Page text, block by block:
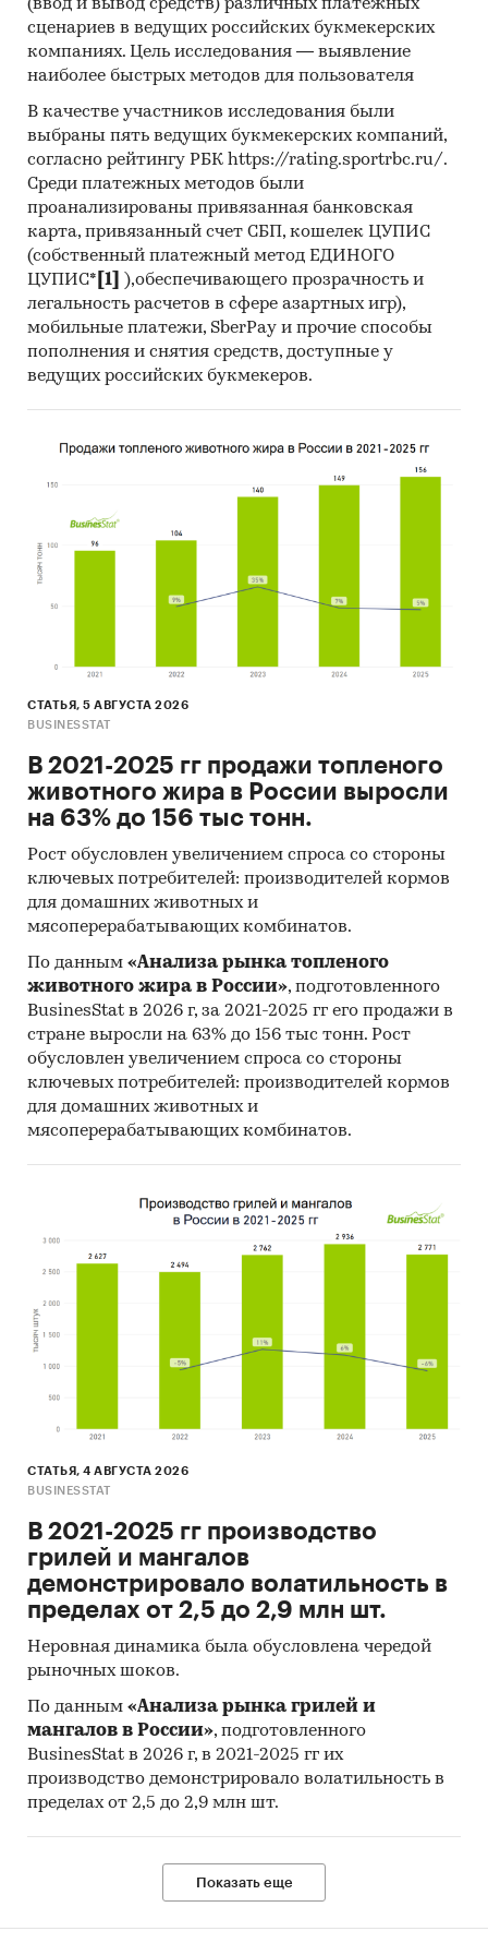
поставщики:
ЗАО `АЗЕРФЛОАТ`, BENXI FUYAO FLOAT GLASS
CO., LTD , MARISTIKA UAB, FUYAO GROUP
TONGLIAO CO., LTD, FUYAO GLASS INDUSTRY
GROUP CO., LTD, GUARDIAN CZESTOCHOWA SP.
Z.O.O., SAINT-GOBAIN GLASS FRANCE S.A.,
SISECAM INS SAN VE TIC A.S., HEILONGJIANG
VICSHINE INTERNATIONAL TRADE CO., LTD,
SAINT-GOBAIN GLASS DEUTSCHLAND GMBH,
FUYAO GLASS ILLINOIS INC , AGC GLASS EUROPE
SALES N.V./S.A., GROGLASS SIA, AGC FLAT GLASS
CZECH A.S., SAINT-GOBAIN INNOVATIVE
MATERIALS POLSKA SP. Z.O.O., PHOENICIA FLAT
GLASS INDUSTRIES LTD, EUROGLAS POLSKA SP.
Z.O.O., СУЙФЕНЬХЕЙСКАЯ ТЭК С ОО `ЖУНЬ ФУ
SISECAM FLAT GLASS ITALY S.R.L., ИМПОРТНО
ЭКСПОРТНАЯ КОМПАНИЯ С ОО `ЖУЙФАНЬФУ`,
DZO, ООО `КИТАЙСКАЯ КОМПАНИЯ
(ХЭЙЛУНЦЗЯН) СТРОИТЕЛЬНЫХ МАТЕРИАЛОВ
СТЕКЛА ЦЗЯСИН`, HECKER GLASKERAMIK GMBH
& CO. KG, SZKLO SP. Z.O.O., FESCO INTEGRATED
QINGDAO ORIENTAL BROTHER NEW ENERGY
В разделе `Экспорт` рассмотрены российские
экспортеры:
ООО `ГАРДИАН СТЕКЛО РОСТОВ`, АО
`САРАТОВСТРОЙСТЕКЛО`, ООО `ГАРДИАН
СТЕКЛО РЯЗАНЬ`, ООО `КВАТРО ПЛ
ЛОГИСТИКА`, ООО `ЭЙ ДЖИ СИ ФЛЭТ ГЛАСС
КЛИН`, ООО `САЛАВАТСТЕКЛО КАСПИЙ`, АО
`КАСПИЙСКИЙ ЗАВОД ЛИСТОВОГО СТЕКЛА`,
АО `РЖД ЛОГИСТИКА`, ООО `ИМЕКС-ДОН`, ООО
`РЕНЕССАНС-ПРОЕКТ`, ОАО `ЭЙ ДЖИ СИ БСЗ`,
АО `ТРАКЬЯ ГЛАСС РУС`, ООО `БАРЭКС`, АО
`АУТОМАТИВ ГЛАСС АЛЬЯНС РУС`, ООО
`ВОСТОК ЭКСПОРТ`, ООО `АГРОМАРТ`, АО
`БАЛТИЙСКОЕ СТЕКЛО`, ООО
`СТЕКЛОИНВЕСТНН`, ООО `НОРМА ГЛАСС`, ООО
`СТЕКЛОДИЗАЙН`
Выдержки из исследования:
последние годы нет выраженного тренда.
- В структуре рынка флоат-стекла в 2021 г.
внутреннее производство превышало объем
торгового баланса было положительное и
составляло 21,8 млн.м2.
- Главными игроками среди российских
производителей являются ООО `ЭЙ ДЖИ СИ
ФЛЭТ ГЛАСС КЛИН`, ООО `ГАРДИАН СТЕКЛО
- Лучшие производственные показатели
выпуска продукции, составляющим 102,8
млн.м2 продукции.
- Лидером по импортным поставкам в 2021 г.
является Китай (более 50%), ведущий
(13,6%).
- Большую часть продукции российских
экспортеров покупает Украина (более 45%),
крупнейший покупатель - ООО `ГЮАЛОС`
(9,9%).
Данные игроков ВЭД:
(ввод и вывод средств) различных платежных
сценариев в ведущих российских букмекерских
компаниях. Цель исследования — выявление
наиболее быстрых методов для пользователя
В качестве участников исследования были
выбраны пять ведущих букмекерских компаний,
согласно рейтингу РБК https://rating.sportrbc.ru/.
Среди платежных методов были
проанализированы привязанная банковская
карта, привязанный счет СБП, кошелек ЦУПИС
(собственный платежный метод ЕДИНОГО
ЦУПИС* [1]
),обеспечивающего прозрачность и
легальность расчетов в сфере азартных игр),
мобильные платежи, SberPay и прочие способы
пополнения и снятия средств, доступные у
ведущих российских букмекеров.
СТАТЬЯ, 5 АВГУСТА 2026
BUSINESSTAT
В 2021-2025 гг продажи топленого
животного жира в России выросли
на 63% до 156 тыс тонн.
Рост обусловлен увеличением спроса со стороны
ключевых потребителей: производителей кормов
для домашних животных и
мясоперерабатывающих комбинатов.
По данным «Анализа рынка топленого
животного жира в России», подготовленного
BusinesStat в 2026 г, за 2021-2025 гг его продажи в
стране выросли на 63% до 156 тыс тонн. Рост
обусловлен увеличением спроса со стороны
ключевых потребителей: производителей кормов
для домашних животных и
мясоперерабатывающих комбинатов.
СТАТЬЯ, 4 АВГУСТА 2026
BUSINESSTAT
В 2021-2025 гг производство
грилей и мангалов
демонстрировало волатильность в
пределах от 2,5 до 2,9 млн шт.
Неровная динамика была обусловлена чередой
рыночных шоков.
По данным «Анализа рынка грилей и
мангалов в России», подготовленного
BusinesStat в 2026 г, в 2021-2025 гг их
производство демонстрировало волатильность в
пределах от 2,5 до 2,9 млн шт.
Показать еще